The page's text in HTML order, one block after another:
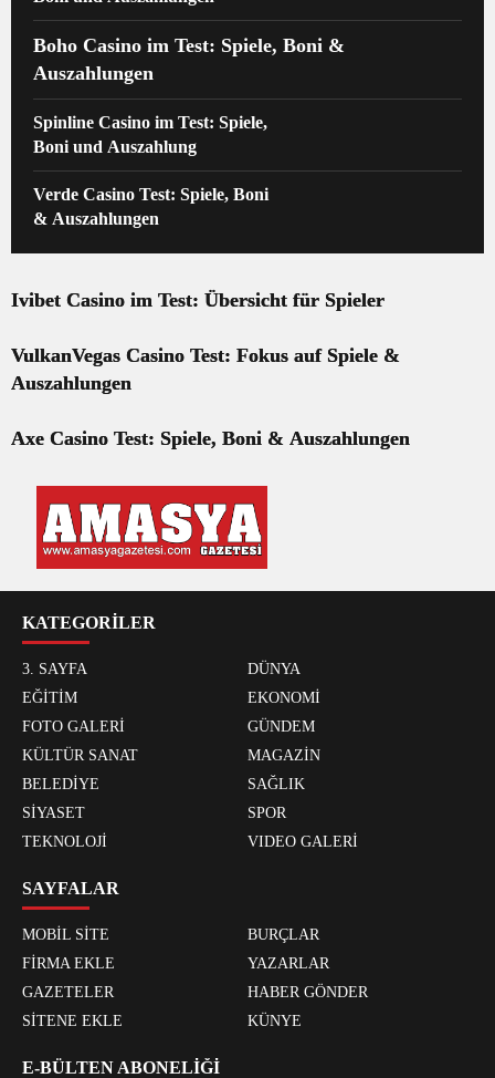
Boho Casino im Test: Spiele, Boni &
Auszahlungen
Spinline Casino im Test: Spiele,
Boni und Auszahlung
Verde Casino Test: Spiele, Boni
& Auszahlungen
Ivibet Casino im Test: Übersicht für Spieler
VulkanVegas Casino Test: Fokus auf Spiele &
Auszahlungen
Axe Casino Test: Spiele, Boni & Auszahlungen
KATEGORİLER
3. SAYFA
DÜNYA
EĞİTİM
EKONOMİ
FOTO GALERİ
GÜNDEM
KÜLTÜR SANAT
MAGAZİN
BELEDİYE
SAĞLIK
SİYASET
SPOR
TEKNOLOJİ
VIDEO GALERİ
SAYFALAR
MOBİL SİTE
BURÇLAR
FİRMA EKLE
YAZARLAR
GAZETELER
HABER GÖNDER
SİTENE EKLE
KÜNYE
E-BÜLTEN ABONELİĞİ